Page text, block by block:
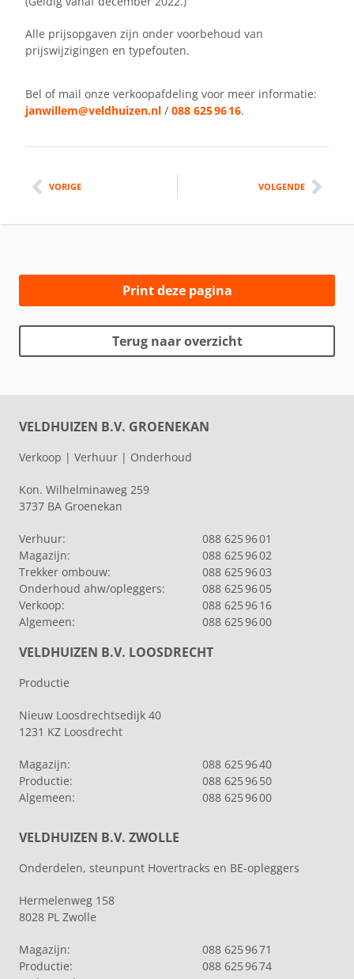
Alle prijsopgaven zijn onder voorbehoud van
prijswijzigingen en typefouten.
Bel of mail onze verkoopafdeling voor meer informatie:
janwillem@veldhuizen.nl / 088 625 96 16.
VOLGENDE
VORIGE
Print deze pagina
Terug naar overzicht
VELDHUIZEN B.V. GROENEKAN
Verkoop | Verhuur | Onderhoud
Kon. Wilhelminaweg 259
3737 BA Groenekan
Verhuur:
088 625 96 01
Magazijn:
088 625 96 02
Trekker ombouw:
088 625 96 03
Onderhoud ahw/opleggers:
088 625 96 05
Verkoop:
088 625 96 16
Algemeen:
088 625 96 00
VELDHUIZEN B.V. LOOSDRECHT
Productie
Nieuw Loosdrechtsedijk 40
1231 KZ Loosdrecht
Magazijn:
088 625 96 40
Productie:
088 625 96 50
Algemeen:
088 625 96 00
VELDHUIZEN B.V. ZWOLLE
Onderdelen, steunpunt Hovertracks en BE-opleggers
Hermelenweg 158
8028 PL Zwolle
Magazijn:
088 625 96 71
Productie:
088 625 96 74